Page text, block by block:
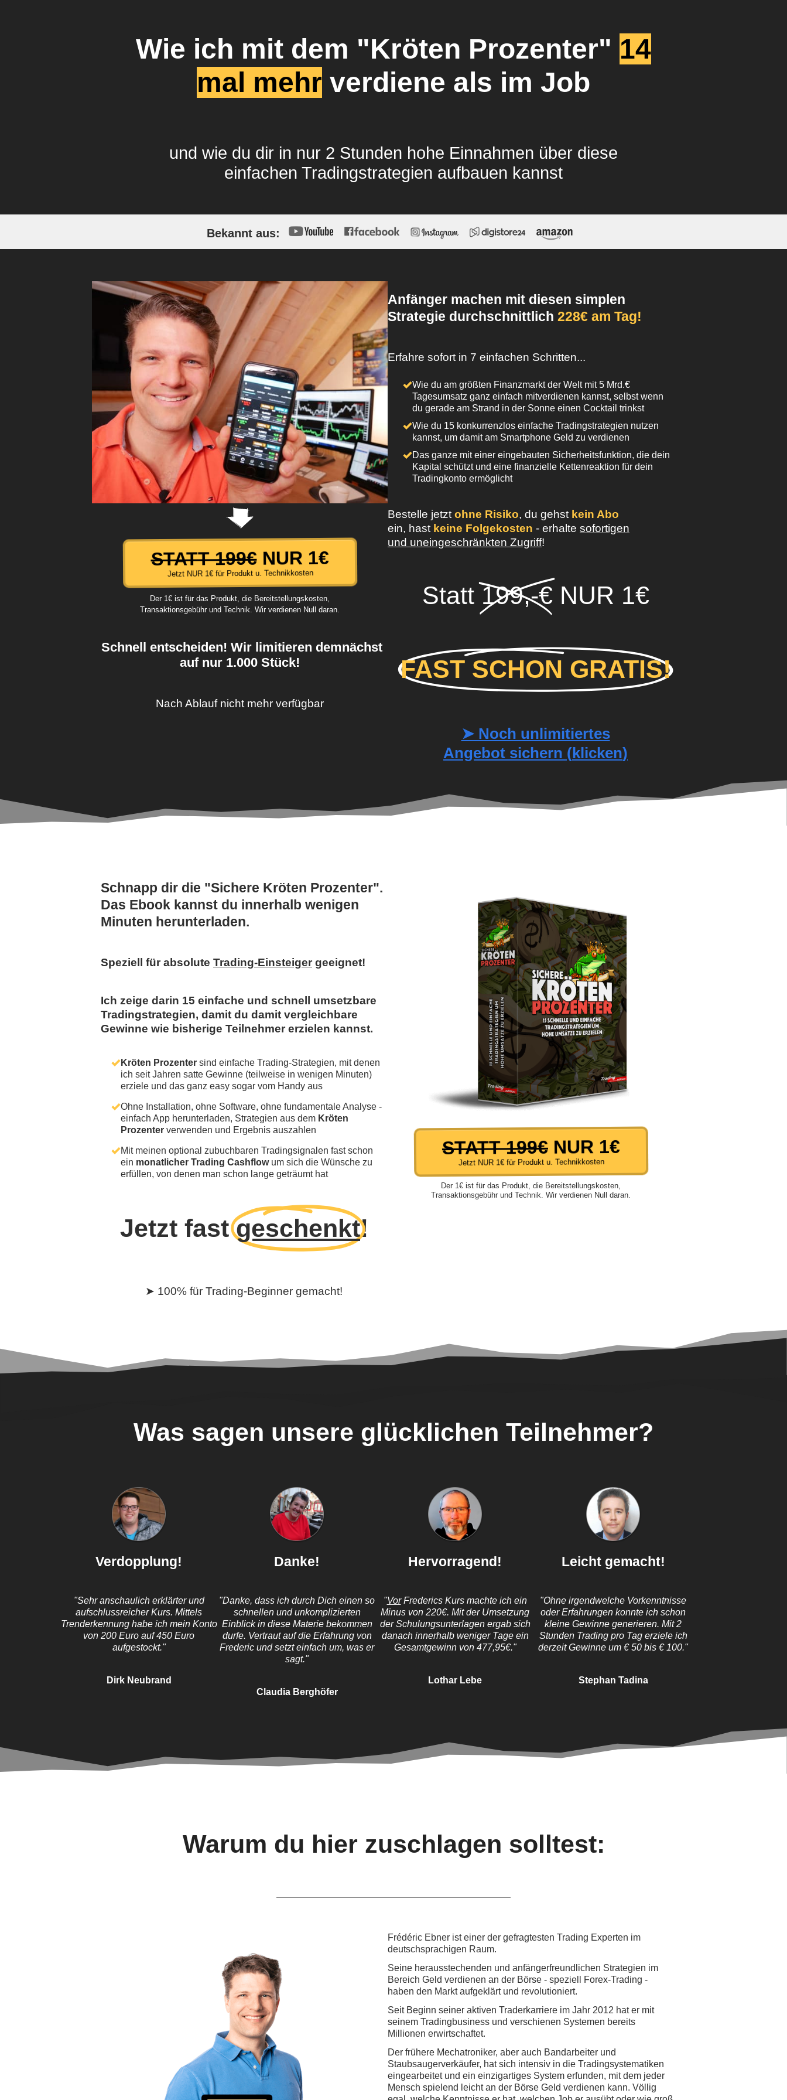
Wie ich mit dem "Kröten Prozenter" 14
mal mehr verdiene als im Job
und wie du dir in nur 2 Stunden hohe Einnahmen über diese
einfachen Tradingstrategien aufbauen kannst
Bekannt aus:
STATT 199€NUR 1€
Jetzt NUR 1€ für Produkt u. Technikkosten
Der 1€ ist für das Produkt, die Bereitstellungskosten,
Transaktionsgebühr und Technik. Wir verdienen Null daran.
Schnell entscheiden! Wir limitieren demnächst
auf nur 1.000 Stück!
Nach Ablauf nicht mehr verfügbar
Anfänger machen mit diesen simplen
Strategie durchschnittlich 228€ am Tag!
Erfahre sofort in 7 einfachen Schritten...
Wie du am größten Finanzmarkt der Welt mit 5 Mrd.€
Tagesumsatz ganz einfach mitverdienen kannst, selbst wenn
du gerade am Strand in der Sonne einen Cocktail trinkst
Wie du 15 konkurrenzlos einfache Tradingstrategien nutzen
kannst, um damit am Smartphone Geld zu verdienen
Das ganze mit einer eingebauten Sicherheitsfunktion, die dein
Kapital schützt und eine finanzielle Kettenreaktion für dein
Tradingkonto ermöglicht
Bestelle jetzt ohne Risiko, du gehst kein Abo
ein, hast keine Folgekosten - erhalte sofortigen
und uneingeschränkten Zugriff!
Statt 199,-€NUR 1€
FAST SCHON GRATIS!
➤ Noch unlimitiertes
Angebot sichern (klicken)
Schnapp dir die "Sichere Kröten Prozenter".
Das Ebook kannst du innerhalb wenigen
Minuten herunterladen.
Speziell für absolute Trading-Einsteiger geeignet!
Ich zeige darin 15 einfache und schnell umsetzbare
Tradingstrategien, damit du damit vergleichbare
Gewinne wie bisherige Teilnehmer erzielen kannst.
Kröten Prozentersind einfache Trading-Strategien, mit denen
ich seit Jahren satte Gewinne (teilweise in wenigen Minuten)
erziele und das ganz easy sogar vom Handy aus
Ohne Installation, ohne Software, ohne fundamentale Analyse -
einfach App herunterladen, Strategien aus dem Kröten
Prozenterverwenden und Ergebnis auszahlen
Mit meinen optional zubuchbaren Tradingsignalen fast schon
ein monatlicher Trading Cashflowum sich die Wünsche zu
erfüllen, von denen man schon lange geträumt hat
Jetzt fastgeschenkt!
➤ 100% für Trading-Beginner gemacht!
STATT 199€NUR 1€
Jetzt NUR 1€ für Produkt u. Technikkosten
Der 1€ ist für das Produkt, die Bereitstellungskosten,
Transaktionsgebühr und Technik. Wir verdienen Null daran.
Was sagen unsere glücklichen Teilnehmer?
Verdopplung!
"Sehr anschaulich erklärter und
aufschlussreicher Kurs. Mittels
Trenderkennung habe ich mein Konto
von 200 Euro auf 450 Euro
aufgestockt."
Dirk Neubrand
Danke!
"Danke, dass ich durch Dich einen so
schnellen und unkomplizierten
Einblick in diese Materie bekommen
durfe. Vertraut auf die Erfahrung von
Frederic und setzt einfach um, was er
sagt."
Claudia Berghöfer
Hervorragend!
"VorFrederics Kurs machte ich ein
Minus von 220€. Mit der Umsetzung
der Schulungsunterlagen ergab sich
danach innerhalb weniger Tage ein
Gesamtgewinn von 477,95€."
Lothar Lebe
Leicht gemacht!
"Ohne irgendwelche Vorkenntnisse
oder Erfahrungen konnte ich schon
kleine Gewinne generieren. Mit 2
Stunden Trading pro Tag erziele ich
derzeit Gewinne um € 50 bis € 100."
Stephan Tadina
Warum du hier zuschlagen solltest:
Frédéric Ebner ist einer der gefragtesten Trading Experten im
deutschsprachigen Raum.
Seine herausstechenden und anfängerfreundlichen Strategien im
Bereich Geld verdienen an der Börse - speziell Forex-Trading -
haben den Markt aufgeklärt und revolutioniert.
Seit Beginn seiner aktiven Traderkarriere im Jahr 2012 hat er mit
seinem Tradingbusiness und verschienen Systemen bereits
Millionen erwirtschaftet.
Der frühere Mechatroniker, aber auch Bandarbeiter und
Staubsaugerverkäufer, hat sich intensiv in die Tradingsystematiken
eingearbeitet und ein einzigartiges System erfunden, mit dem jeder
Mensch spielend leicht an der Börse Geld verdienen kann. Völlig